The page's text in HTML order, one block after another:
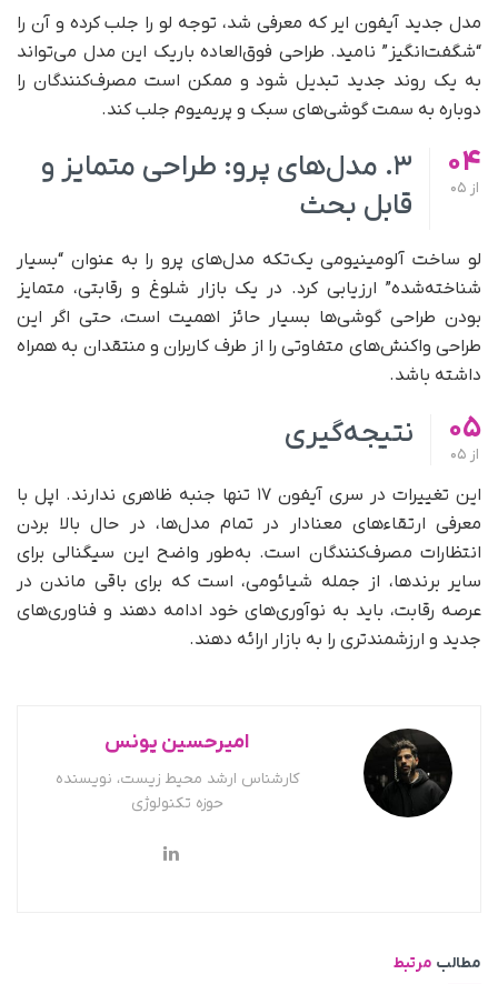
مدل جدید آیفون ایر که معرفی شد، توجه لو را جلب کرده و آن را
“شگفت‌انگیز” نامید. طراحی فوق‌العاده باریک این مدل می‌تواند
به یک روند جدید تبدیل شود و ممکن است مصرف‌کنندگان را
دوباره به سمت گوشی‌های سبک و پریمیوم جلب کند.
04
از
۳. مدل‌های پرو: طراحی متمایز و
قابل بحث
لو ساخت آلومینیومی یک‌تکه مدل‌های پرو را به عنوان “بسیار
شناخته‌شده” ارزیابی کرد. در یک بازار شلوغ و رقابتی، متمایز
بودن طراحی گوشی‌ها بسیار حائز اهمیت است، حتی اگر این
طراحی واکنش‌های متفاوتی را از طرف کاربران و منتقدان به همراه
داشته باشد.
05
از
نتیجه‌گیری
این تغییرات در سری آیفون ۱۷ تنها جنبه ظاهری ندارند. اپل با
معرفی ارتقاءهای معنادار در تمام مدل‌ها، در حال بالا بردن
انتظارات مصرف‌کنندگان است. به‌طور واضح این سیگنالی برای
سایر برندها، از جمله شیائومی، است که برای باقی ماندن در
عرصه رقابت، باید به نوآوری‌های خود ادامه دهند و فناوری‌های
جدید و ارزشمندتری را به بازار ارائه دهند.
امیرحسین یونس
کارشناس ارشد محیط زیست، نویسنده
حوزه تکنولوژی
مطالب مرتبط